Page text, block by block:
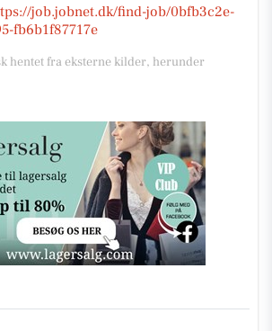
job.jobnet.dk/find-job/0bfb3c2e-
fb6b1f87717e
hentet fra eksterne kilder, herunder